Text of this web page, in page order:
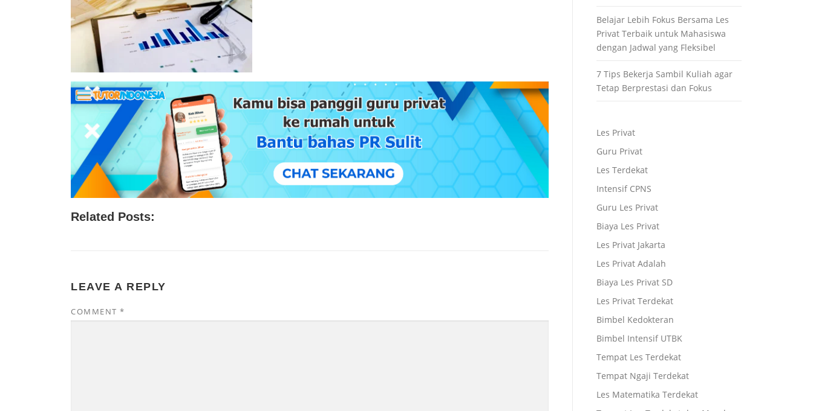
Related Posts:
LEAVE A REPLY
COMMENT *
Belajar Lebih Fokus Bersama Les
Privat Terbaik untuk Mahasiswa
dengan Jadwal yang Fleksibel
7 Tips Bekerja Sambil Kuliah agar
Tetap Berprestasi dan Fokus
Les Privat
Guru Privat
Les Terdekat
Intensif CPNS
Guru Les Privat
Biaya Les Privat
Les Privat Jakarta
Les Privat Adalah
Biaya Les Privat SD
Les Privat Terdekat
Bimbel Kedokteran
Bimbel Intensif UTBK
Tempat Les Terdekat
Tempat Ngaji Terdekat
Les Matematika Terdekat